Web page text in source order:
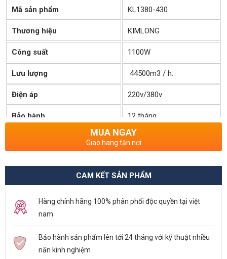
Mã sản phẩm KL1380-430
Thương hiệu KIMLONG
Công suất 1100W
Lưu lượng 44500m3 / h.
Điện áp 220v/380v
Bảo hành 12 tháng
Còn hàng
MUA NGAY
Giao hang tận nơi
CAM KẾT SẢN PHẨM
Hàng chính hãng 100% phân phối độc quyền tại việt
nam
Bảo hành sản phẩm lên tới 24 tháng với kỹ thuật nhiều
năn kinh nghiệm